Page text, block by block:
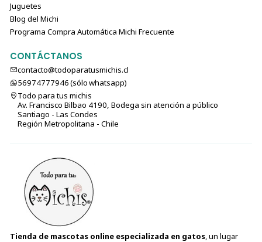
Juguetes
Blog del Michi
Programa Compra Automática Michi Frecuente
CONTÁCTANOS
contacto@todoparatusmichis.cl
56974777946 (sólo⁣⁣⁣⁣⁣​​​​​​​​​​​​​​​ whatsapp)
Todo para tus michis
Av. Francisco Bilbao 4190, Bodega sin atención a público
Santiago - Las Condes
Región Metropolitana - Chile
Tienda de mascotas online especializada en gatos, un lugar